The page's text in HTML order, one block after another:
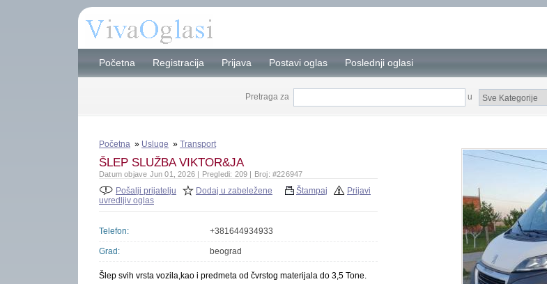
Početna Registracija Prijava Postavi oglas Poslednji oglasi
Pretraga za u
Početna » Usluge » Transport
ŠLEP SLUŽBA VIKTOR&JA
Datum objave Jun 01, 2026 | Pregledi: 209 | Broj: #226947
Pošalji prijatelju Dodaj u zabeležene Štampaj
Prijavi
uvredljiv oglas
Telefon: +381644934933
Grad: beograd
Šlep svih vrsta vozila,kao i predmeta od čvrstog materijala do 3,5 Tone.